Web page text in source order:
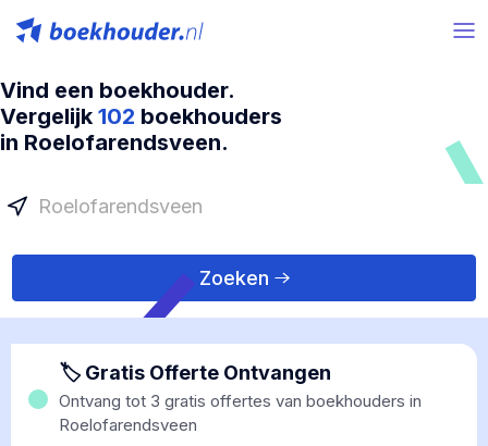
Vind een boekhouder.
Vergelijk 102 boekhouders
in Roelofarendsveen.
Zoeken
🏷 Gratis Offerte Ontvangen
Ontvang tot 3 gratis offertes van boekhouders in
Roelofarendsveen